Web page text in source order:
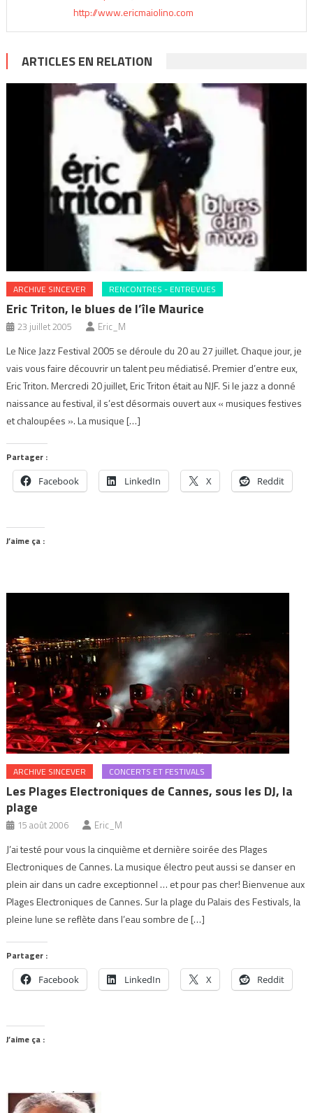
http://www.ericmaiolino.com
ARTICLES EN RELATION
ARCHIVE SINCEVER RENCONTRES - ENTREVUES
Eric Triton, le blues de l’île Maurice
23 juillet 2005 Eric_M
Le Nice Jazz Festival 2005 se déroule du 20 au 27 juillet. Chaque jour, je
vais vous faire découvrir un talent peu médiatisé. Premier d’entre eux,
Eric Triton. Mercredi 20 juillet, Eric Triton était au NJF. Si le jazz a donné
naissance au festival, il s’est désormais ouvert aux « musiques festives
et chaloupées ». La musique […]
Partager :
Facebook LinkedIn X Reddit
J’aime ça :
ARCHIVE SINCEVER CONCERTS ET FESTIVALS
Les Plages Electroniques de Cannes, sous les DJ, la
plage
15 août 2006 Eric_M
J’ai testé pour vous la cinquième et dernière soirée des Plages
Electroniques de Cannes. La musique électro peut aussi se danser en
plein air dans un cadre exceptionnel … et pour pas cher! Bienvenue aux
Plages Electroniques de Cannes. Sur la plage du Palais des Festivals, la
pleine lune se reflète dans l’eau sombre de […]
Partager :
Facebook LinkedIn X Reddit
J’aime ça :